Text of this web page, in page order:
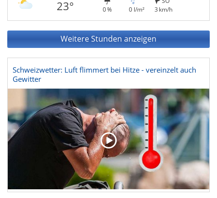
23° 0 % 0 l/m²
3 km/h
Weitere Stunden anzeigen
Schweizwetter: Luft flimmert bei Hitze - vereinzelt auch
Gewitter